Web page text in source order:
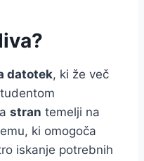
datotek, ki že več
stran temelji na
ki omogoča
iskanje potrebnih